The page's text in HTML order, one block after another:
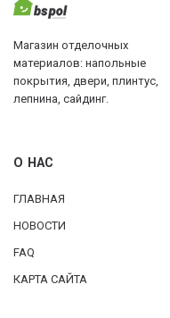
Магазин отделочных
материалов: напольные
покрытия, двери, плинтус,
лепнина, сайдинг.
О НАС
ГЛАВНАЯ
НОВОСТИ
FAQ
КАРТА САЙТА